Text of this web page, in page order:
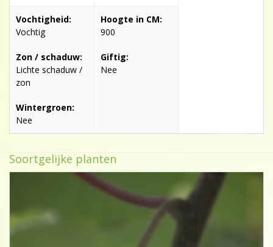
Vochtigheid:
Vochtig
Zon / schaduw:
Lichte schaduw /
zon
Wintergroen:
Nee
Hoogte in CM:
900
Giftig:
Nee
Soortgelijke planten